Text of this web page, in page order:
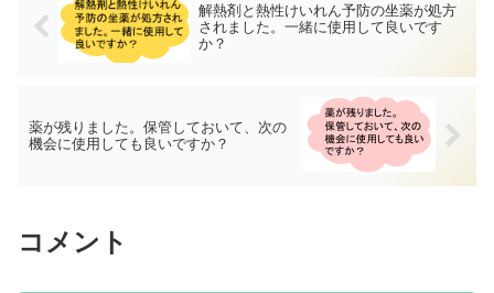
解熱剤と熱性けいれん予防の坐薬が処方
されました。一緒に使用して良いです
か？
薬が残りました。保管しておいて、次の
機会に使用しても良いですか？
コメント